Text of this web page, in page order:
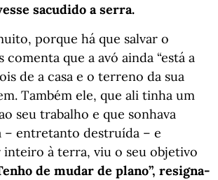
sacudido a serra.
porque há que salvar o
comenta que a avó ainda “está a
de a casa e o terreno da sua
Também ele, que ali tinha um
seu trabalho e que sonhava
– entretanto destruída – e
à terra, viu o seu objetivo
de mudar de plano”, resigna-